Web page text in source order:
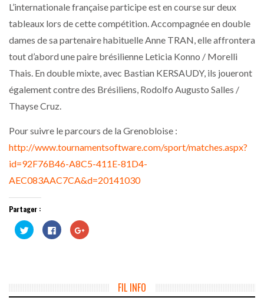
L’internationale française participe est en course sur deux
tableaux lors de cette compétition. Accompagnée en double
dames de sa partenaire habituelle Anne TRAN, elle affrontera
tout d’abord une paire brésilienne Leticia Konno / Morelli
Thais. En double mixte, avec Bastian KERSAUDY, ils joueront
également contre des Brésiliens, Rodolfo Augusto Salles /
Thayse Cruz.
Pour suivre le parcours de la Grenobloise :
http://www.tournamentsoftware.com/sport/matches.aspx?
id=92F76B46-A8C5-411E-81D4-
AEC083AAC7CA&d=20141030
Partager :
Cliquez
pour
partager
fenêtre)
Cliquez
pour
partager
fenêtre)
Cliquez
pour
nouvelle
fenêtre)
FIL INFO